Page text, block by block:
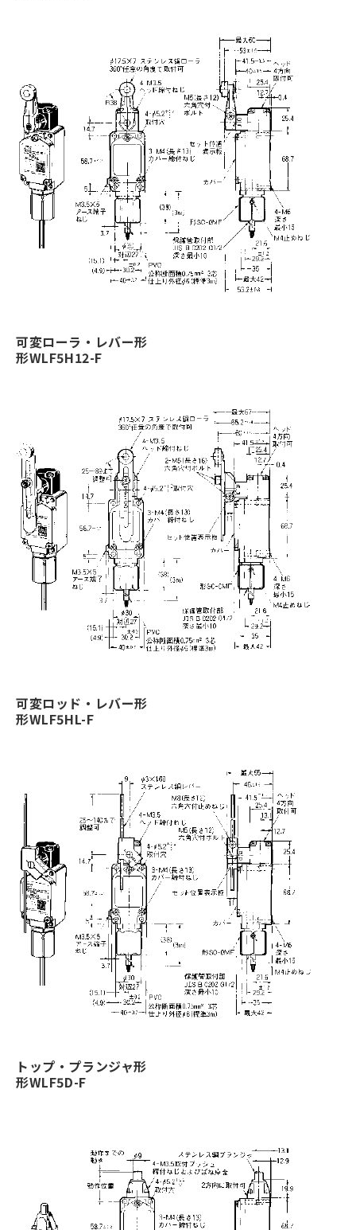
可変ローラ・レバー形
形WLF5H12-F
可変ロッド・レバー形
形WLF5HL-F
トップ・プランジャ形
形WLF5D-F